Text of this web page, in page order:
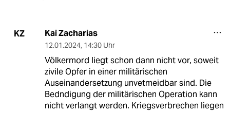
KZ Kai Zacharias
12.01.2024, 14:30 Uhr
Völkermord liegt schon dann nicht vor, soweit
zivile Opfer in einer militärischen
Auseinandersetzung unvetmeidbar sind. Die
Bedndigung der militärischen Operation kann
nicht verlangt werden. Kriegsverbrechen liegen